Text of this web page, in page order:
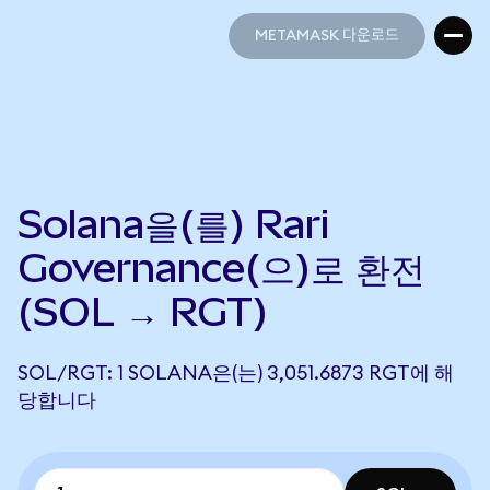
METAMASK 다운로드
Solana을(를) Rari
Governance(으)로 환전
(SOL → RGT)
SOL/RGT: 1 SOLANA은(는) 3,051.6873 RGT에 해
당합니다